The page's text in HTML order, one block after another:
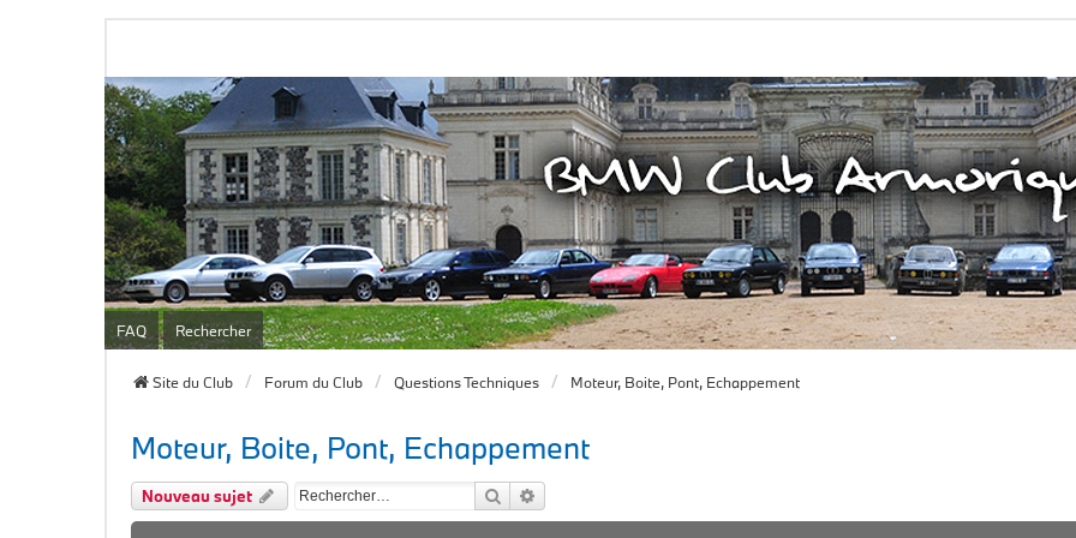
FAQ Rechercher
Site du Club Forum du Club Questions Techniques Moteur, Boite, Pont, Echappement
Moteur, Boite, Pont, Echappement
Nouveau sujet Rechercher